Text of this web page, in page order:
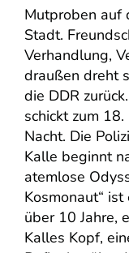
Mutproben auf
Stadt.
Verhandlung,
draußen dreht
die DDR
schickt zum
Nacht. Die
Kalle beginnt
atemlose
Kosmonaut“
über 10 Jahre,
Kalles Kopf,